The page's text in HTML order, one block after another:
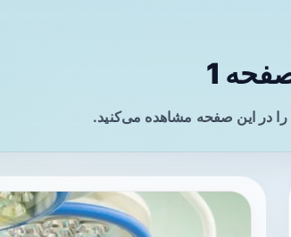
1
در این صفحه مشاهده می‌کنید.